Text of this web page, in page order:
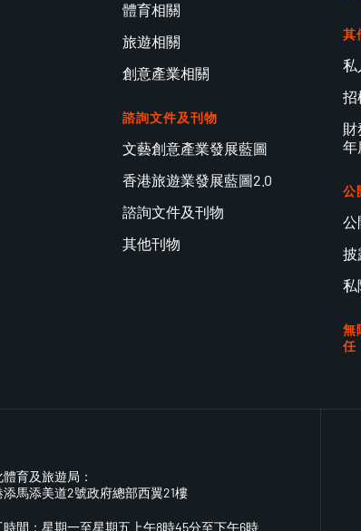
體育相關
旅遊相關
創意產業相關
諮詢文件及刊物
文藝創意產業發展藍圖
香港旅遊業發展藍圖2.0
諮詢文件及刊物
其他刊物
其
私
招
財
年
公
公
披
私
無
任
育及旅遊局：
添馬添美道2號政府總部西翼21樓
時間：星期一至星期五上午8時45分至下午6時